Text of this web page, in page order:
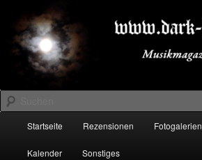
primären
Inhalt
springen
sekundären
Inhalt
springenDARK-FESTIVALS.DE
Suchen
Startseite Rezensionen Fotogalerien
Kalender Sonstiges